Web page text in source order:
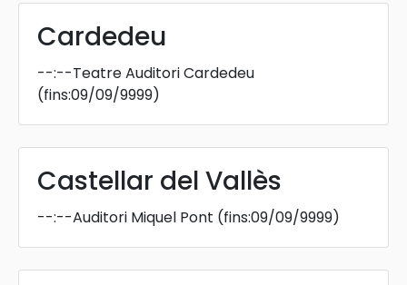
Cardedeu
--:--Teatre Auditori Cardedeu
(fins:09/09/9999)
Castellar del Vallès
--:--Auditori Miquel Pont (fins:09/09/9999)